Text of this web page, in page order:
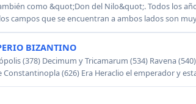
como &quot;Don del Nilo&quot;. Todos los
campos que se encuentran a ambos lados son
BIZANTINO
(378) Decimum y Tricamarum (534) Ravena
Constantinopla (626) Era Heraclio el emperador y